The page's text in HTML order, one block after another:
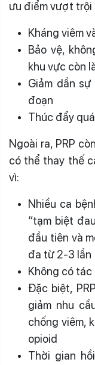
ưu điểm vượt trội
Kháng viêm
Bảo vệ,
khu vực còn
Giảm dần
đoạn
Thúc đẩy
Ngoài ra, PRP
có thể thay thế
vì:
Nhiều ca
“tạm biệt
đầu tiên và
đa từ 2-3 lần
Không có tác
Đặc biệt,
giảm nhu
chống viêm,
opioid
Thời gian